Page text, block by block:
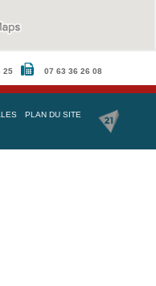
25 07 63 36 26 08
PLAN DU SITE